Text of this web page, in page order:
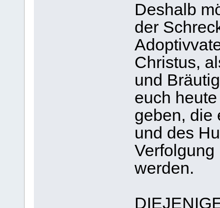
Deshalb
der
Christus,
und
euch
geben, die
und des
werden.